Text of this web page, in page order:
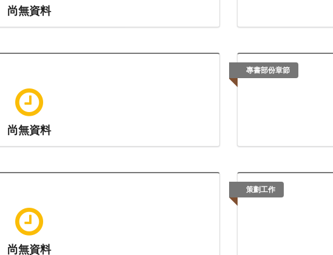
尚無資料
尚無資料
專書部份章節
尚無資料
策劃工作